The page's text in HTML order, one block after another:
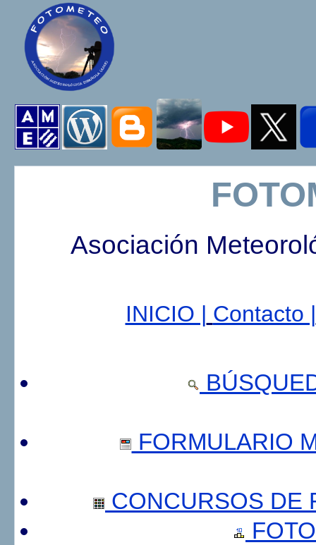
Asociación
INICIO | Contacto |
FORMULARIO
CONCURSOS DE